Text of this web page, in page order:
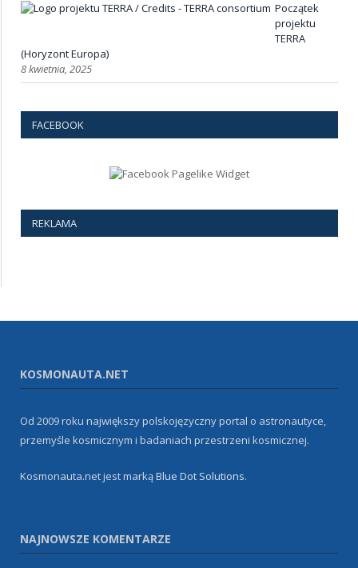
Początek
projektu
TERRA
(Horyzont Europa)
8 kwietnia, 2025
FACEBOOK
REKLAMA
KOSMONAUTA.NET
Od 2009 roku największy polskojęzyczny portal o astronautyce,
przemyśle kosmicznym i badaniach przestrzeni kosmicznej.
Kosmonauta.net jest markąBlue Dot Solutions.
NAJNOWSZE KOMENTARZE